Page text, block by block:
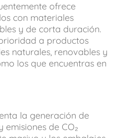
ofrece
con materiales
y de corta duración.
a productos
naturales, renovables y
los que encuentras en
la generación de
emisiones de CO₂